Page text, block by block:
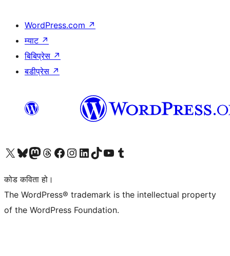
WordPress.com ↗
म्याट ↗
बिबिप्रेस ↗
बडीप्रेस ↗
हाम्रो X (पहिले ट्विटर) खातामा जानुहोस्
हाम्रो Bluesky खाता भ्रमण गर्नुहोस्
हाम्रो म्यास्टोडन खाता भ्रमण गर्नुहोस्
हाम्रो थ्रेड्स खातामा जानुहोस्
हाम्रो फेसबुक पेजमा जानुहोस्
हाम्रो इन्स्टाग्राम खातामा जानुहोस्
हाम्रो लिङ्क्डइन खातामा जानुहोस्
हाम्रो TikTok खाता भ्रमण गर्नुहोस्
हाम्रो युट्युब च्यानलमा जानुहोस्
हाम्रो टम्बलर खाता भ्रमण गर्नुहोस्
कोड कविता हो।
The WordPress® trademark is the intellectual property
of the WordPress Foundation.